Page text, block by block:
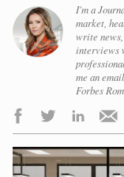
I'm a
market,
write news,
interviews
me an
Forbes